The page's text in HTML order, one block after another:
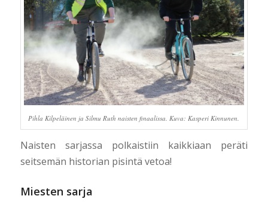
Pihla Kilpeläinen ja Silmu Ruth naisten finaalissa. Kuva: Kasperi Kinnunen.
Naisten sarjassa polkaistiin kaikkiaan peräti
seitsemän historian pisintä vetoa!
Miesten sarja